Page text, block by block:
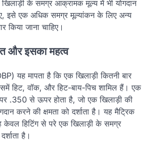
के समग्र आक्रामक मूल्य में भी योगदान
इसे एक अधिक समग्र मूल्यांकन के लिए अन्य
किया जाना चाहिए।
और इसका महत्व
यह मापता है कि एक खिलाड़ी कितनी बार
हिट, वॉक, और हिट-बाय-पिच शामिल हैं। एक
.350 से ऊपर होता है, जो एक खिलाड़ी की
करने की क्षमता को दर्शाता है। यह मैट्रिक
केवल हिटिंग से परे एक खिलाड़ी के समग्र
है।